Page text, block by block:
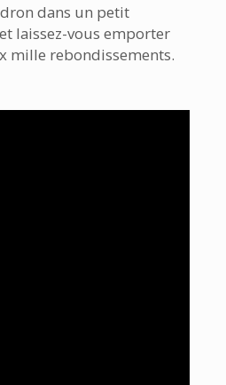
dans un petit
laissez-vous emporter
mille rebondissements.